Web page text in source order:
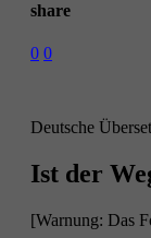
share
0 0
Deutsche
Ist der
[Warnung: Das